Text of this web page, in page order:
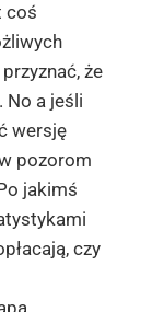
coś
że
No a jeśli
wersję
pozorom
jakimś
czy